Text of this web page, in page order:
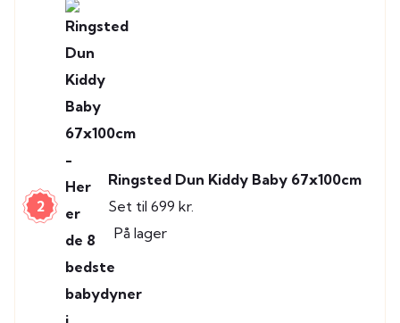
2
Ringsted Dun Kiddy Baby 67x100cm
Set til 699 kr.
På lager